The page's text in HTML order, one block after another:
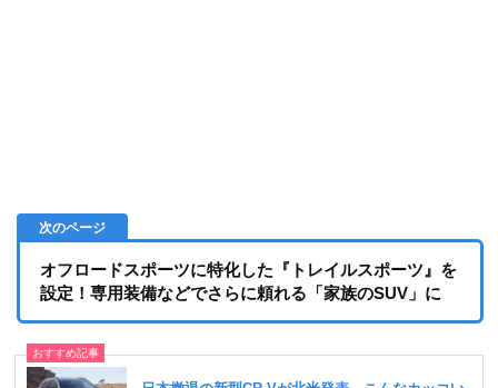
オフロードスポーツに特化した『トレイルスポーツ』を
設定！専用装備などでさらに頼れる「家族のSUV」に